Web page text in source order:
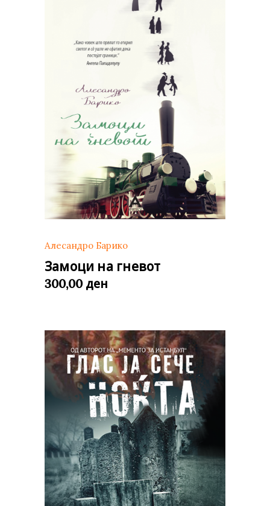
Алесандро Барико
Замоци на гневот
300,00 ден